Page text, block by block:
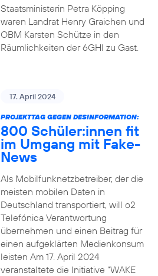
Staatsministerin Petra Köpping
waren Landrat Henry Graichen und
OBM Karsten Schütze in den
Räumlichkeiten der 6GHI zu Gast.
17. April 2024
PROJEKTTAG GEGEN DESINFORMATION:
800 Schüler:innen fit
im Umgang mit Fake-
News
Als Mobilfunknetzbetreiber, der die
meisten mobilen Daten in
Deutschland transportiert, will o2
Telefónica Verantwortung
übernehmen und einen Beitrag für
einen aufgeklärten Medienkonsum
leisten Am 17. April 2024
veranstaltete die Initiative “WAKE